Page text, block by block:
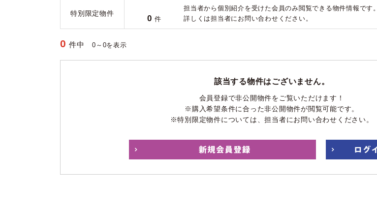
特別限定物件
0 件
担当者から個別紹介を受けた会員のみ閲覧できる物件情報です。
詳しくは担当者にお問い合わせください。
0 件中 0～0を表示
該当する物件はございません。
会員登録で非公開物件をご覧いただけます！
※購入希望条件に合った非公開物件が閲覧可能です。
※特別限定物件については、担当者にお問い合わせください。